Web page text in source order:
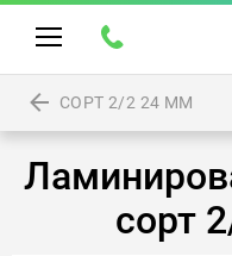
СОРТ 2/2 24 ММ
сорт